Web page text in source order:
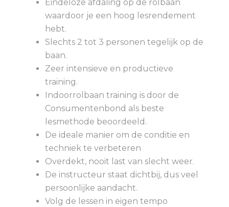
Eindeloze afdaling op de rolbaan
waardoor je een hoog lesrendement
hebt.
Slechts 2 tot 3 personen tegelijk op de
baan.
Zeer intensieve en productieve
training.
Indoorrolbaan training is door de
Consumentenbond als beste
lesmethode beoordeeld.
De ideale manier om de conditie en
techniek te verbeteren
Overdekt, nooit last van slecht weer.
De instructeur staat dichtbij, dus veel
persoonlijke aandacht.
Volg de lessen in eigen tempo